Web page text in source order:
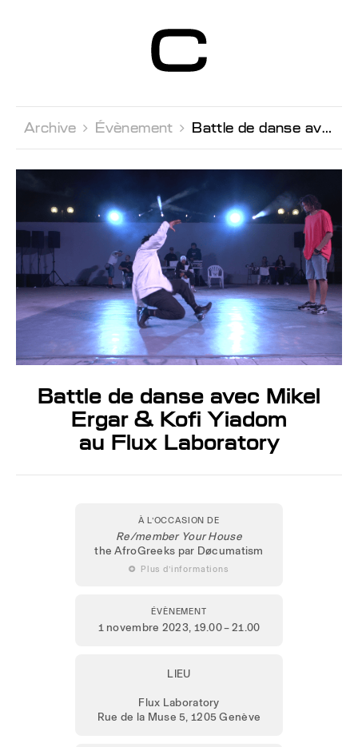
Contemporain
Genève
Archive  Évènement  Battle de danse avec Mikel Ergar & Kofi Yiadom au Flux Laboratory
Battle de danse avec Mikel
Ergar & Kofi Yiadom
au Flux Laboratory
À L’OCCASION DE
Re/member Your House
the AfroGreeks par Døcumatism
 Plus d’informations
ÉVÈNEMENT
1 novembre 2023, 19.00 – 21.00
LIEU
Flux Laboratory
Rue de la Muse 5, 1205 Genève